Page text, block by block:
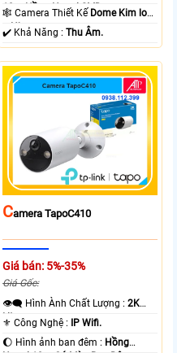
10m Hồng Ngoại SMD.
🕸️ Camera Thiết Kế Dome Kim loại
+ Nhựa.
️✔️ Khả Năng :Thu Âm.
CAmera TapoC410
Giá bán: 5%-35%
Giá Gốc:
👁️‍🗨 Hình Ành Chất Lượng :2K
Lite .
⚜️ Công Nghệ : IP Wifi.
🌔 Hình ảnh ban đêm : Hồng